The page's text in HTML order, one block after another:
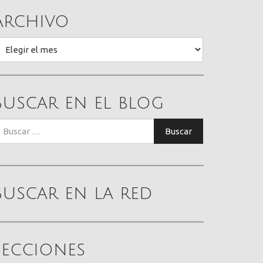
en el blog
Buscar
en la red